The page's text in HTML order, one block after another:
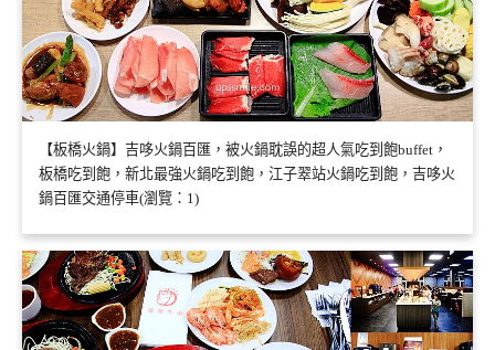
【板橋火鍋】吉哆火鍋百匯，被火鍋耽誤的超人氣吃到飽buffet，
板橋吃到飽，新北最強火鍋吃到飽，江子翠站火鍋吃到飽，吉哆火
鍋百匯交通停車(瀏覽：1)